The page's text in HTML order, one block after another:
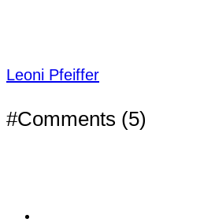
Leoni Pfeiffer
#Comments (5)